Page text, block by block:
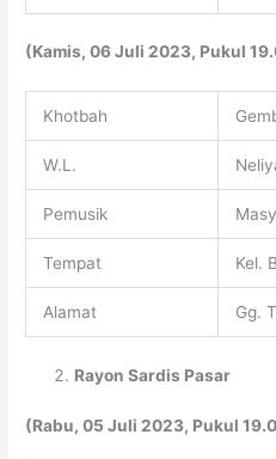
(Kamis, 06 Juli 2023, Pukul
Khotbah
W.L.
Pemusik
Tempat Kel.
Alamat Gg.
RayonSardis Pasar
(Rabu, 05 Juli 2023, Pukul